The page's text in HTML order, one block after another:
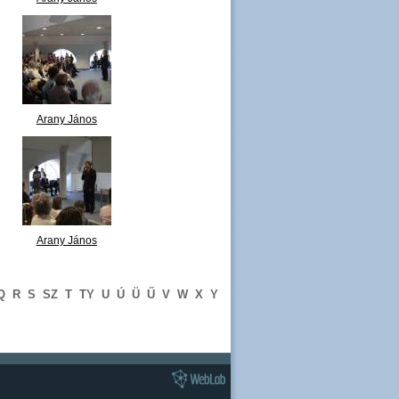
szavalóverseny
megnyitója 10.JPG
Arany János
szavalóverseny
megnyitója 15.JPG
Arany János
R S SZ T TY U Ú Ü Ű V W X Y